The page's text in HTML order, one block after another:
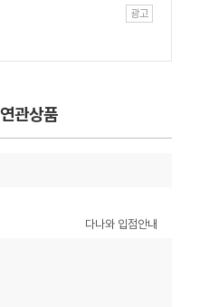
연관상품
다나와 입점안내